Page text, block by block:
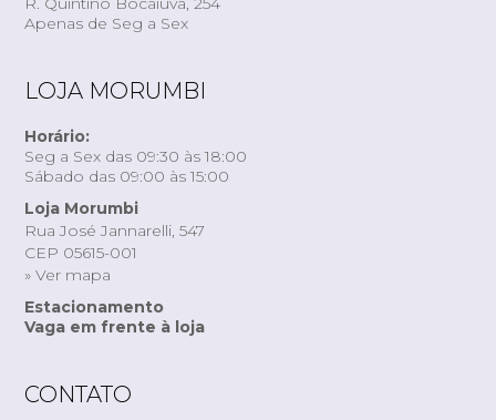
Apenas de Seg a Sex
LOJA MORUMBI
Horário:
Seg a Sex das 09:30 às 18:00
Sábado das 09:00 às 15:00
Loja Morumbi
Rua José Jannarelli, 547
CEP 05615-001
» Ver mapa
Estacionamento
Vaga em frente à loja
CONTATO